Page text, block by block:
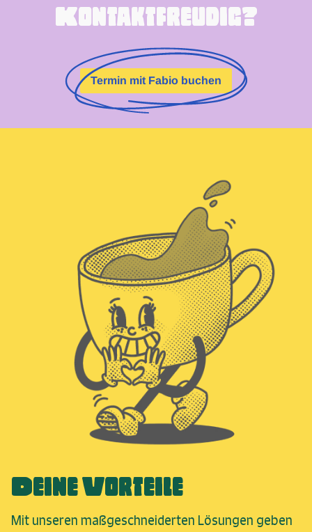
Kontaktfreudig?
Termin mit Fabio buchen
Deine Vorteile
Mit unseren maßgeschneiderten Lösungen geben